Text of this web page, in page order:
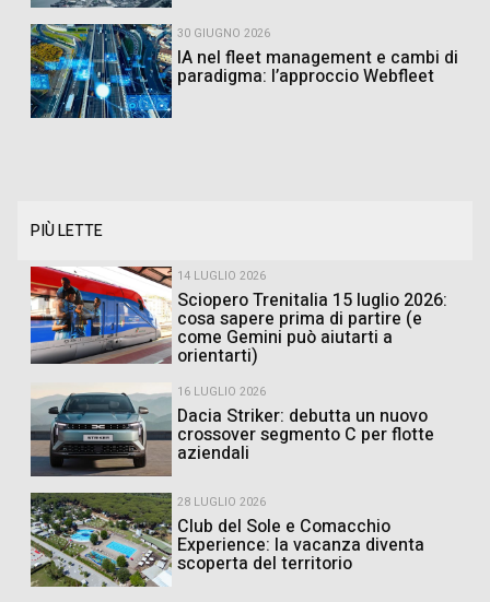
30 GIUGNO 2026
IA nel fleet management e cambi di
paradigma: l’approccio Webfleet
PIÙ LETTE
14 LUGLIO 2026
Sciopero Trenitalia 15 luglio 2026:
cosa sapere prima di partire (e
come Gemini può aiutarti a
orientarti)
16 LUGLIO 2026
Dacia Striker: debutta un nuovo
crossover segmento C per flotte
aziendali
28 LUGLIO 2026
Club del Sole e Comacchio
Experience: la vacanza diventa
scoperta del territorio